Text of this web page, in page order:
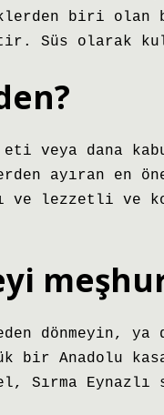
biri olan
Süs olarak
eti veya dana
ayıran en
ve lezzetli
dönmeyin,
bir Anadolu
Sırma Eynazlı